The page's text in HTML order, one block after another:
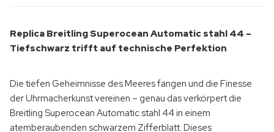
Replica Breitling Superocean Automatic stahl 44 –
Tiefschwarz trifft auf technische Perfektion
Die tiefen Geheimnisse des Meeres fangen und die Finesse
der Uhrmacherkunst vereinen – genau das verkörpert die
Breitling Superocean Automatic stahl 44 in einem
atemberaubenden schwarzem Zifferblatt. Dieses